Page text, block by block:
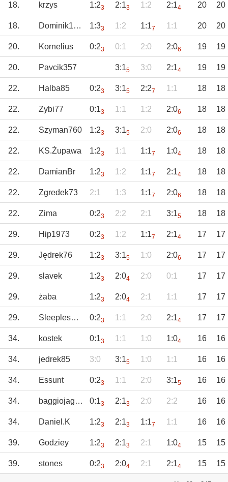
18. krzys 1:23 2:13 1:2 2:14 20 20
18. Dominik1984 1:33 1:2 1:17 1:1 20 20
20. Kornelius 0:23 0:1 2:0 2:06 19 19
20. Pavcik357 3:15 3:0 2:14 19 19
22. Halba85 0:23 3:15 2:27 1:1 18 18
22. Zybi77 0:13 1:1 1:2 2:06 18 18
22. Szyman760 1:23 3:15 2:0 2:06 18 18
22. KS.Żupawa 1:23 1:1 1:17 1:04 18 18
22. DamianBr 1:23 1:2 1:17 2:14 18 18
22. Zgredek73 2:1 1:3 1:17 2:06 18 18
22. Zima 0:23 2:2 2:1 3:15 18 18
29. Hip1973 0:23 1:2 1:17 2:14 17 17
29. Jędrek76 1:23 3:15 1:0 2:06 17 17
29. slavek 1:23 2:04 2:0 0:1 17 17
29. żaba 1:23 2:04 2:1 1:1 17 17
29. Sleeplesman 0:23 1:1 2:0 2:14 17 17
34. kostek 0:13 1:1 1:0 1:04 16 16
34. jedrek85 3:0 3:15 1:0 1:1 16 16
34. Essunt 0:23 1:1 2:0 3:15 16 16
34. baggiojagoda 0:13 2:13 2:0 2:2 16 16
34. Daniel.K 1:23 2:13 1:17 1:1 16 16
39. Godziey 1:23 2:13 2:1 1:04 15 15
39. stones 0:23 2:04 2:1 2:14 15 15